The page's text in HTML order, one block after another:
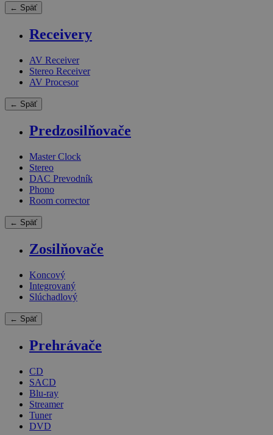
← Späť
Receivery
AV Receiver
Stereo Receiver
AV Procesor
← Späť
Predzosilňovače
Master Clock
Stereo
DAC Prevodník
Phono
Room corrector
← Späť
Zosilňovače
Koncový
Integrovaný
Slúchadlový
← Späť
Prehrávače
CD
SACD
Blu-ray
Streamer
Tuner
DVD